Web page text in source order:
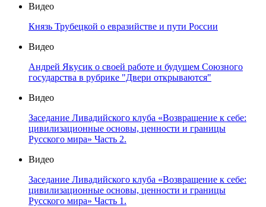
Видео
Князь Трубецкой о евразийстве и пути России
Видео
Андрей Якусик о своей работе и будущем Союзного
государства в рубрике "Двери открываются"
Видео
Заседание Ливадийского клуба «Возвращение к себе:
цивилизационные основы, ценности и границы
Русского мира» Часть 2.
Видео
Заседание Ливадийского клуба «Возвращение к себе:
цивилизационные основы, ценности и границы
Русского мира» Часть 1.